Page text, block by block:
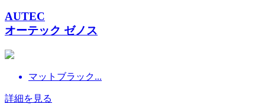
AUTEC
オーテック ゼノス
マットブラック...
詳細を見る